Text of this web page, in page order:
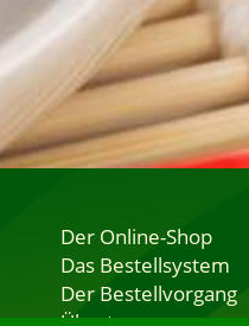
Der Online-Shop
Das Bestellsystem
Der Bestellvorgang